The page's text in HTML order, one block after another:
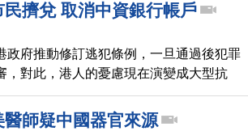
擠兌 取消中資銀行帳戶
政府推動修訂逃犯條例，一旦通過後犯罪
，對此，港人的憂慮現在演變成大型抗
銀行取消帳戶，不想把錢，再放在中資銀
師疑中國器官來源